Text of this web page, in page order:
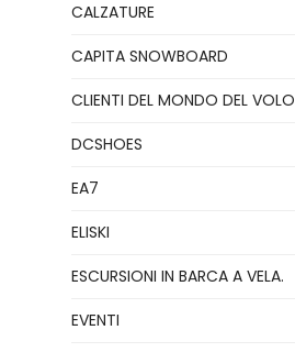
CALZATURE
CAPITA SNOWBOARD
CLIENTI DEL MONDO DEL VOLO
DCSHOES
EA7
ELISKI
ESCURSIONI IN BARCA A VELA.
EVENTI